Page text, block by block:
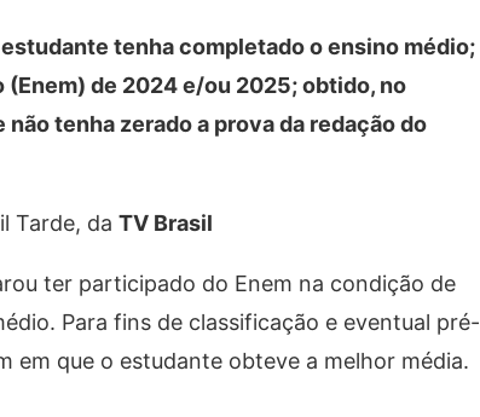
tenha completado o ensino médio;
de 2024 e/ou 2025; obtido, no
tenha zerado a prova da redação do
Tarde, da TV Brasil
ter participado do Enem na condição de
Para fins de classificação e eventual pré-
em que o estudante obteve a melhor média.